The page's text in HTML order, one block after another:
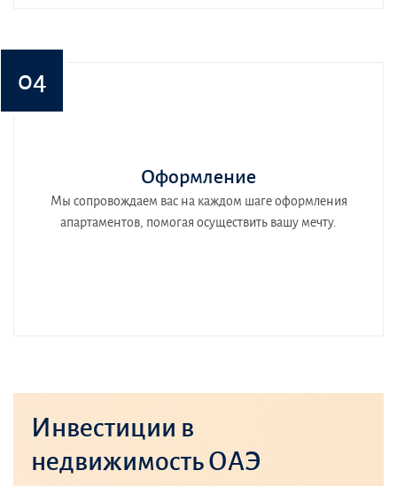
04
Оформление
Мы сопровождаем вас на каждом шаге оформления
апартаментов, помогая осуществить вашу мечту.
Инвестиции в
недвижимость ОАЭ